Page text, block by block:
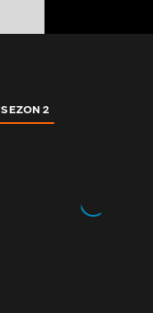
SEZON 2